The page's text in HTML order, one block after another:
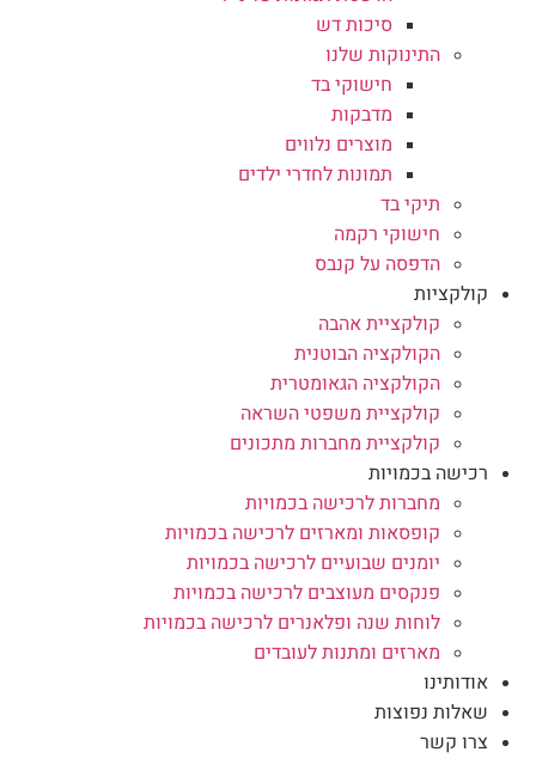
סיכות דש
התינוקות שלנו
חישוקי בד
מדבקות
מוצרים נלווים
תמונות לחדרי ילדים
תיקי בד
חישוקי רקמה
הדפסה על קנבס
קולקציות
קולקציית אהבה
הקולקציה הבוטנית
הקולקציה הגאומטרית
קולקציית משפטי השראה
קולקציית מחברות מתכונים
רכישה בכמויות
מחברות לרכישה בכמויות
קופסאות ומארזים לרכישה בכמויות
יומנים שבועיים לרכישה בכמויות
פנקסים מעוצבים לרכישה בכמויות
לוחות שנה ופלאנרים לרכישה בכמויות
מארזים ומתנות לעובדים
אודותינו
שאלות נפוצות
צרו קשר